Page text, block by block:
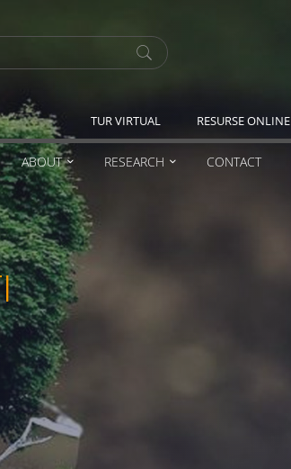
TUR VIRTUAL RESURSE ONLINE
ABOUT RESEARCH CONTACT